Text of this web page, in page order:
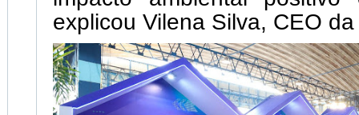
explicou Vilena Silva, CEO